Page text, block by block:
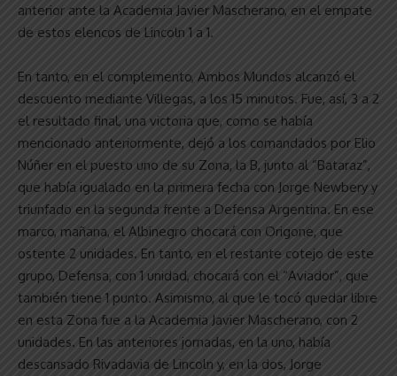
anterior ante la Academia Javier Mascherano, en el empate
de estos elencos de Lincoln 1 a 1.
En tanto, en el complemento, Ambos Mundos alcanzó el
descuento mediante Villegas, a los 15 minutos. Fue, así, 3 a 2
el resultado final, una victoria que, como se había
mencionado anteriormente, dejó a los comandados por Elio
Núñer en el puesto uno de su Zona, la B, junto al “Bataraz”,
que había igualado en la primera fecha con Jorge Newbery y
triunfado en la segunda frente a Defensa Argentina. En ese
marco, mañana, el Albinegro chocará con Origone, que
ostente 2 unidades. En tanto, en el restante cotejo de este
grupo, Defensa, con 1 unidad, chocará con el “Aviador”, que
también tiene 1 punto. Asimismo, al que le tocó quedar libre
en esta Zona fue a la Academia Javier Mascherano, con 2
unidades. En las anteriores jornadas, en la uno, había
descansado Rivadavia de Lincoln y, en la dos, Jorge